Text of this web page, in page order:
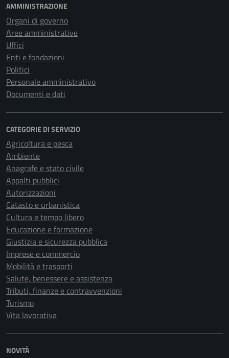
AMMINISTRAZIONE
Organi di governo
Aree amministrative
Uffici
Enti e fondazioni
Politici
Personale amministrativo
Documenti e dati
CATEGORIE DI SERVIZIO
Agricoltura e pesca
Ambiente
Anagrafe e stato civile
Appalti pubblici
Autorizzazioni
Catasto e urbanistica
Cultura e tempo libero
Educazione e formazione
Giustizia e sicurezza pubblica
Imprese e commercio
Mobilità e trasporti
Salute, benessere e assistenza
Tributi, finanze e contravvenzioni
Turismo
Vita lavorativa
NOVITÀ